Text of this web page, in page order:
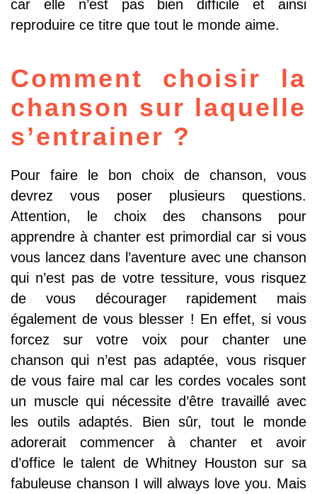
car elle n’est pas bien difficile et ainsi
reproduire ce titre que tout le monde aime.
Comment choisir la
chanson sur laquelle
s’entrainer ?
Pour faire le bon choix de chanson, vous
devrez vous poser plusieurs questions.
Attention, le choix des chansons pour
apprendre à chanter est primordial car si vous
vous lancez dans l’aventure avec une chanson
qui n’est pas de votre tessiture, vous risquez
de vous décourager rapidement mais
également de vous blesser ! En effet, si vous
forcez sur votre voix pour chanter une
chanson qui n’est pas adaptée, vous risquer
de vous faire mal car les cordes vocales sont
un muscle qui nécessite d’être travaillé avec
les outils adaptés. Bien sûr, tout le monde
adorerait commencer à chanter et avoir
d’office le talent de Whitney Houston sur sa
fabuleuse chanson I will always love you. Mais